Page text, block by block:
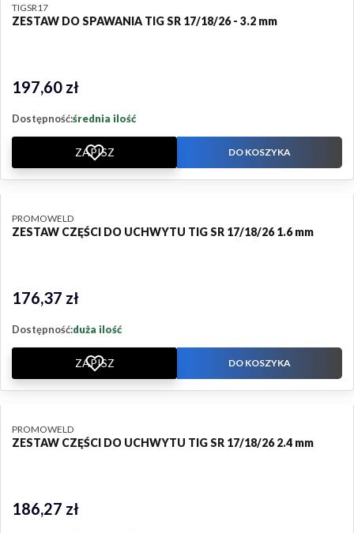
ZESTAW DO SPAWANIA TIG SR 17/18/26 - 3.2 mm
PRODUCENT
TIGSR17
Cena
197,60 zł
Dostępność:średnia ilość
ZAPISZ DO KOSZYKA
ZESTAW CZĘŚCI DO UCHWYTU TIG SR 17/18/26 1.6 mm
PRODUCENT
PROMOWELD
Cena
176,37 zł
Dostępność:duża ilość
ZAPISZ DO KOSZYKA
ZESTAW CZĘŚCI DO UCHWYTU TIG SR 17/18/26 2.4 mm
PRODUCENT
PROMOWELD
Cena
186,27 zł